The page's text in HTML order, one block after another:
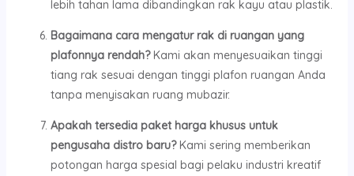
lebih tahan lama dibandingkan rak kayu atau plastik.
Bagaimana cara mengatur rak di ruangan yang
plafonnya rendah?Kami akan menyesuaikan tinggi
tiang rak sesuai dengan tinggi plafon ruangan Anda
tanpa menyisakan ruang mubazir.
Apakah tersedia paket harga khusus untuk
pengusaha distro baru?Kami sering memberikan
potongan harga spesial bagi pelaku industri kreatif